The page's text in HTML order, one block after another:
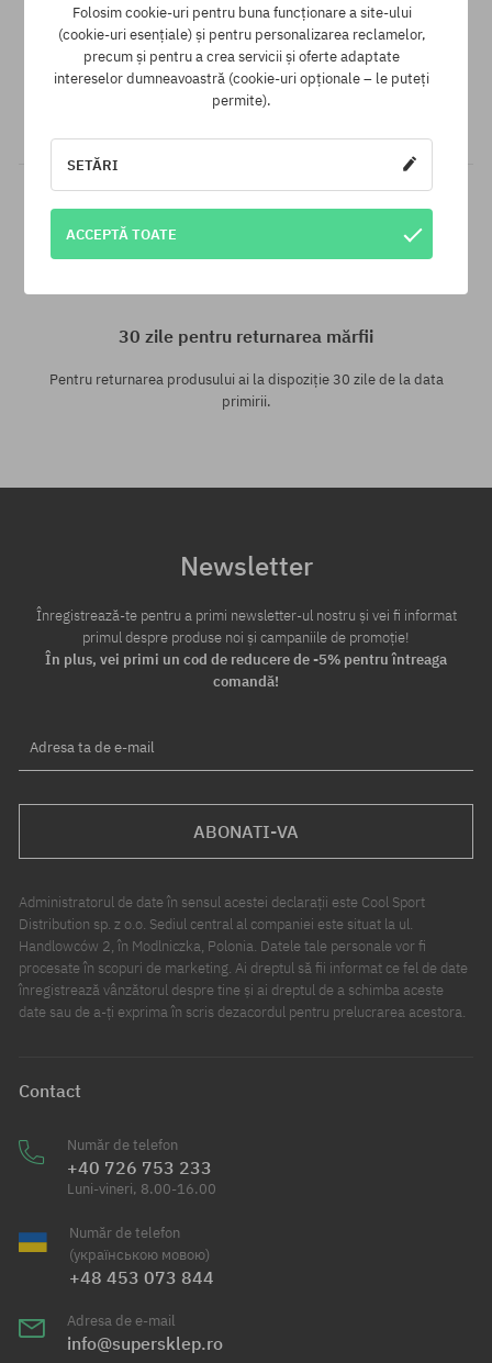
Garanția celui mai mic preț
Avem cele mai bune prețuri, dar dacă găsești același produs
într-un alt e-shop la un preț mai mic - reducem prețul, special
30 zile pentru returnarea mărfii
Pentru returnarea produsului ai la dispoziție 30 zile de la data
primirii.
Newsletter
Înregistrează-te pentru a primi newsletter-ul nostru și vei fi informat
primul despre produse noi și campaniile de promoție!
În plus, vei primi un cod de reducere de -5% pentru întreaga
comandă!
Adresa ta de e-mail
ABONATI-VA
Administratorul de date în sensul acestei declarații este Cool Sport
Distribution sp. z o.o. Sediul central al companiei este situat la ul.
Handlowców 2, în Modlniczka, Polonia. Datele tale personale vor fi
procesate în scopuri de marketing. Ai dreptul să fii informat ce fel de date
înregistrează vânzătorul despre tine și ai dreptul de a schimba aceste
date sau de a-ți exprima în scris dezacordul pentru prelucrarea acestora.
Contact
Număr de telefon
+40 726 753 233
Luni-vineri, 8.00-16.00
Număr de telefon
(українською мовою)
+48 453 073 844
Adresa de e-mail
info@supersklep.ro
Folosim cookie-uri pentru buna funcționare a site-ului
(cookie-uri esențiale) și pentru personalizarea reclamelor,
precum și pentru a crea servicii și oferte adaptate
intereselor dumneavoastră (cookie-uri opționale – le puteți
permite).
SETĂRI
ACCEPTĂ TOATE